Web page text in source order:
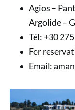
Agios –
Argolide –
Tél: +30
For
Email: